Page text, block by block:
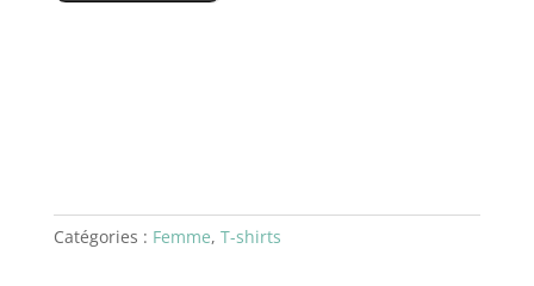
Catégories : Femme, T-shirts